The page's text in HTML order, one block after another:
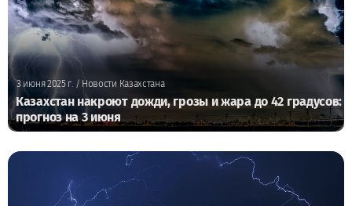
3 июня 2025 г./ Новости Казахстана
Казахстан накроют дожди, грозы и жара до 42 градусов:
прогноз на 3 июня